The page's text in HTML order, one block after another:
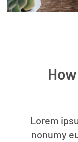
Lorem
nonumy